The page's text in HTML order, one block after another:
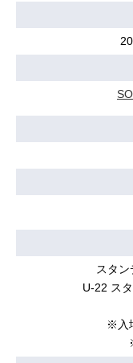
スタン
U-22 ス
※入